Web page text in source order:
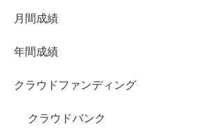
月間成績
年間成績
クラウドファンディング
クラウドバンク